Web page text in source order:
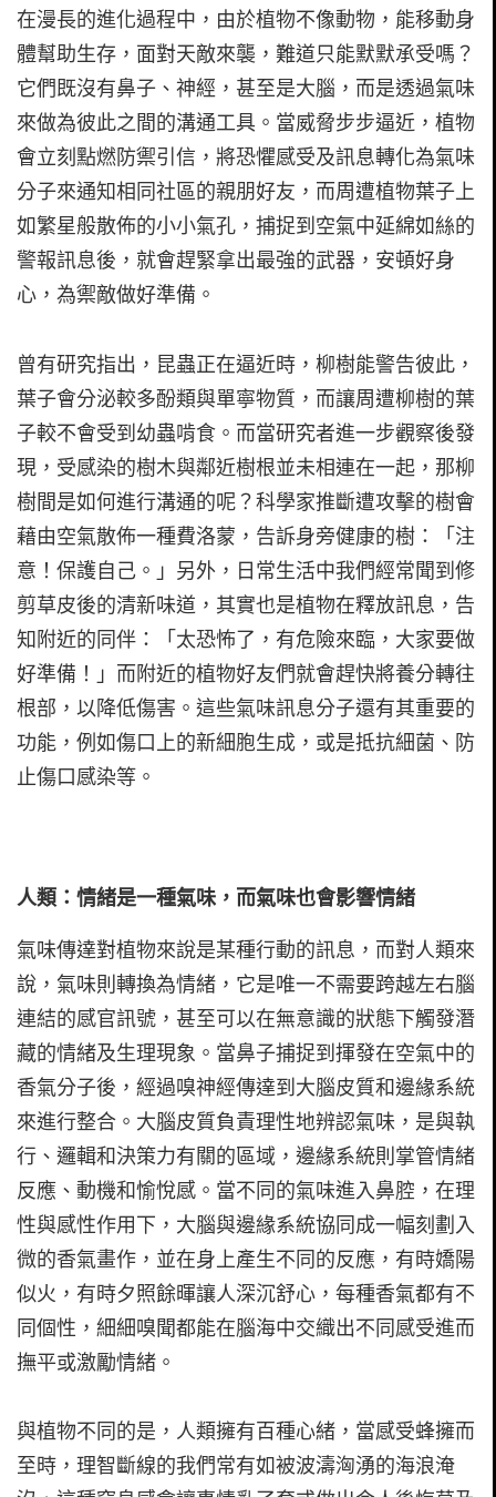
在漫長的進化過程中，由於植物不像動物，能移動身
體幫助生存，面對天敵來襲，難道只能默默承受嗎？
它們既沒有鼻子、神經，甚至是大腦，而是透過氣味
來做為彼此之間的溝通工具。當威脅步步逼近，植物
會立刻點燃防禦引信，將恐懼感受及訊息轉化為氣味
分子來通知相同社區的親朋好友，而周遭植物葉子上
如繁星般散佈的小小氣孔，捕捉到空氣中延綿如絲的
警報訊息後，就會趕緊拿出最強的武器，安頓好身
心，為禦敵做好準備。
曾有研究指出，昆蟲正在逼近時，柳樹能警告彼此，
葉子會分泌較多酚類與單寧物質，而讓周遭柳樹的葉
子較不會受到幼蟲啃食。而當研究者進一步觀察後發
現，受感染的樹木與鄰近樹根並未相連在一起，那柳
樹間是如何進行溝通的呢？科學家推斷遭攻擊的樹會
藉由空氣散佈一種費洛蒙，告訴身旁健康的樹：「注
意！保護自己。」另外，日常生活中我們經常聞到修
剪草皮後的清新味道，其實也是植物在釋放訊息，告
知附近的同伴：「太恐怖了，有危險來臨，大家要做
好準備！」而附近的植物好友們就會趕快將養分轉往
根部，以降低傷害。這些氣味訊息分子還有其重要的
功能，例如傷口上的新細胞生成，或是抵抗細菌、防
止傷口感染等。
人類：情緒是一種氣味，而氣味也會影響情緒
氣味傳達對植物來說是某種行動的訊息，而對人類來
說，氣味則轉換為情緒，它是唯一不需要跨越左右腦
連結的感官訊號，甚至可以在無意識的狀態下觸發潛
藏的情緒及生理現象。當鼻子捕捉到揮發在空氣中的
香氣分子後，經過嗅神經傳達到大腦皮質和邊緣系統
來進行整合。大腦皮質負責理性地辨認氣味，是與執
行、邏輯和決策力有關的區域，邊緣系統則掌管情緒
反應、動機和愉悅感。當不同的氣味進入鼻腔，在理
性與感性作用下，大腦與邊緣系統協同成一幅刻劃入
微的香氣畫作，並在身上產生不同的反應，有時嬌陽
似火，有時夕照餘暉讓人深沉舒心，每種香氣都有不
同個性，細細嗅聞都能在腦海中交織出不同感受進而
撫平或激勵情緒。
與植物不同的是，人類擁有百種心緒，當感受蜂擁而
至時，理智斷線的我們常有如被波濤洶湧的海浪淹